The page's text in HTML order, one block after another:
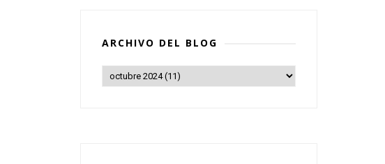
ARCHIVO DEL BLOG